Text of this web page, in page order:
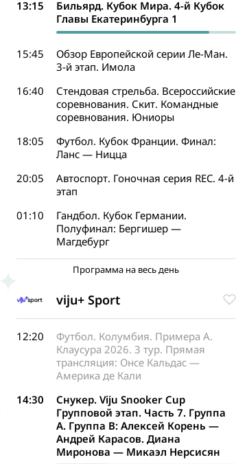
13:15
Бильярд. Кубок Мира. 4-й Кубок
Главы Екатеринбурга 1
15:45
Обзор Европейской серии Ле-Ман.
3-й этап. Имола
16:40
Стендовая стрельба. Всероссийские
соревнования. Скит. Командные
соревнования. Юниоры
18:05
Футбол. Кубок Франции. Финал:
Ланс — Ницца
20:05
Автоспорт. Гоночная серия REC. 4-й
этап
01:10
Гандбол. Кубок Германии.
Полуфинал: Бергишер —
Магдебург
Программа на весь день
viju+ Sport
12:20
Футбол. Колумбия. Примера А.
Клаусура 2026. 3 тур. Прямая
трансляция: Онсе Кальдас —
Америка де Кали
14:30
Снукер. Viju Snooker Cup
Групповой этап. Часть 7. Группа
A. Группа B: Алексей Корень —
Андрей Карасов. Диана
Миронова — Микаэл Нерсисян